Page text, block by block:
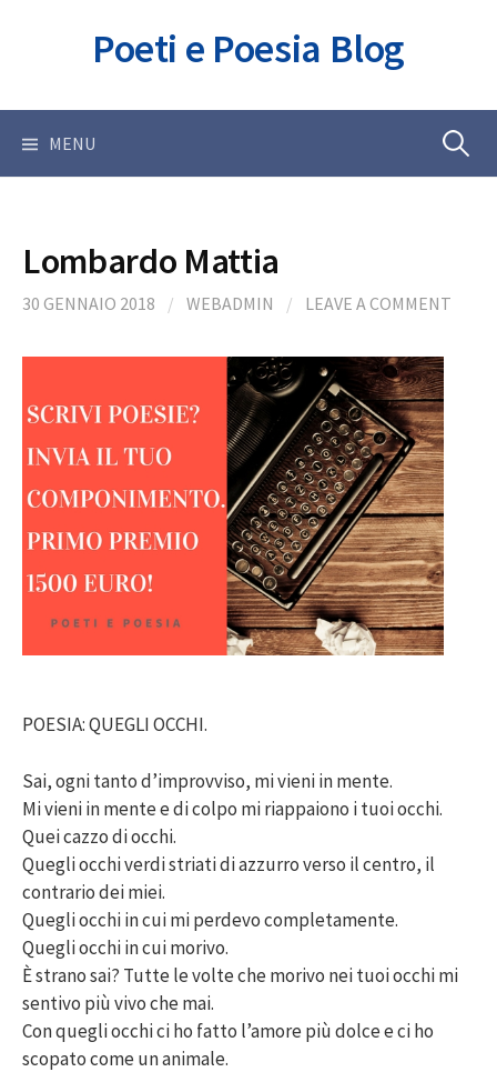
Poeti e Poesia Blog
MENU Ricerca
Lombardo Mattia
30 GENNAIO 2018 / WEBADMIN / LEAVE A COMMENT
POESIA: QUEGLI OCCHI.
Sai, ogni tanto d’improvviso, mi vieni in mente.
Mi vieni in mente e di colpo mi riappaiono i tuoi occhi.
Quei cazzo di occhi.
Quegli occhi verdi striati di azzurro verso il centro, il
contrario dei miei.
Quegli occhi in cui mi perdevo completamente.
Quegli occhi in cui morivo.
È strano sai? Tutte le volte che morivo nei tuoi occhi mi
sentivo più vivo che mai.
Con quegli occhi ci ho fatto l’amore più dolce e ci ho
scopato come un animale.